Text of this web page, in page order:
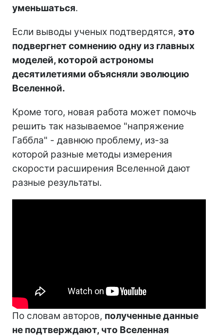
уменьшаться.
Если выводы ученых подтвердятся, это
подвергнет сомнению одну из главных
моделей, которой астрономы
десятилетиями объясняли эволюцию
Вселенной.
Кроме того, новая работа может помочь
решить так называемое "напряжение
Габбла" - давнюю проблему, из-за
которой разные методы измерения
скорости расширения Вселенной дают
разные результаты.
По словам авторов, полученные данные
не подтверждают, что Вселенная